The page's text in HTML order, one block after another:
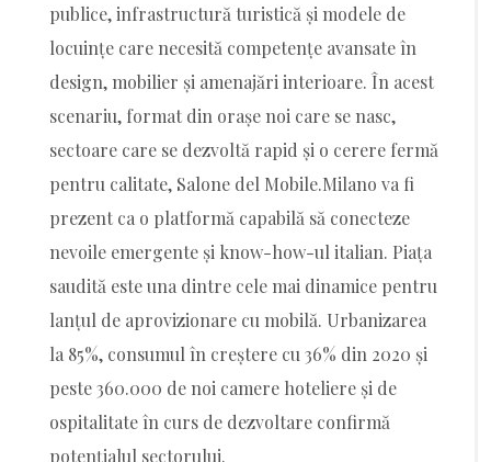
publice, infrastructură turistică și modele de
locuințe care necesită competențe avansate în
design, mobilier și amenajări interioare. În acest
scenariu, format din orașe noi care se nasc,
sectoare care se dezvoltă rapid și o cerere fermă
pentru calitate, Salone del Mobile.Milano va fi
prezent ca o platformă capabilă să conecteze
nevoile emergente și know-how-ul italian. Piața
saudită este una dintre cele mai dinamice pentru
lanțul de aprovizionare cu mobilă. Urbanizarea
la 85%, consumul în creștere cu 36% din 2020 și
peste 360.000 de noi camere hoteliere și de
ospitalitate în curs de dezvoltare confirmă
potențialul sectorului.